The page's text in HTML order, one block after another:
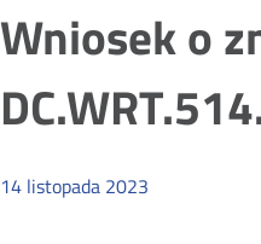
Wniosek o
14 listopada 2023